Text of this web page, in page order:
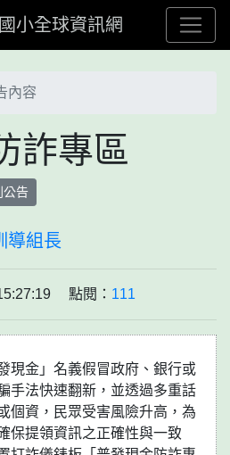
小全球資訊網
內容
詐專區
公告
導組長
點閱： 111
現金」名義假冒政府、銀行或
手法快速翻新，並透過多重話
個資，民眾受害風險升高，為
保提領資訊之正確性與一致